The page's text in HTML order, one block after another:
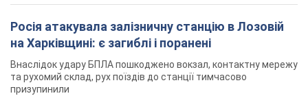
Росія атакувала залізничну станцію в Лозовій
на Харківщині: є загиблі і поранені
Внаслідок удару БПЛА пошкоджено вокзал, контактну мережу
та рухомий склад, рух поїздів до станції тимчасово
призупинили